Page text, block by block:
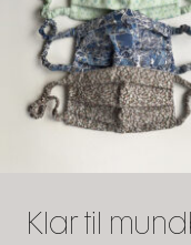
Klar til